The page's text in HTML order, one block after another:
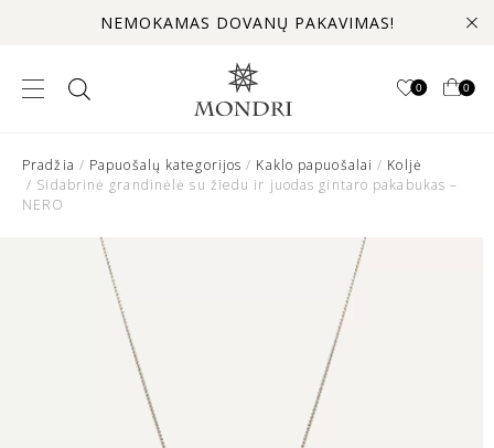
NEMOKAMAS DOVANŲ PAKAVIMAS!
0 0
Pradžia / Papuošalų kategorijos / Kaklo papuošalai / Koljė
/ Sidabrinė grandinėlė su žiedu ir juodas gintaro pakabukas –
NERO